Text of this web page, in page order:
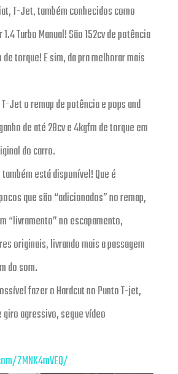
T-Jet, também conhecidos como
Turbo Manual! São 152cv de potência
torque! E sim, da pra melhorar mais
Jet o remap de potência e pops and
de até 28cv e 4kgfm de torque em
do carro.
também está disponível! Que é
que são “adicionados” no remap,
“livramento” no escapamento,
originais, livrando mais a passagem
do som.
fazer o Hardcut no Punto T-jet,
agressivo, segue vídeo
ZMNK4mVEQ/